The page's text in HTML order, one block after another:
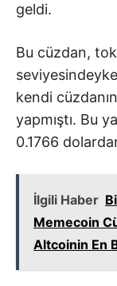
geldi.
Bu cüzdan,
kendi
yapmıştı. Bu
0.1766
İlgili Haber
Memecoin
Altcoinin En